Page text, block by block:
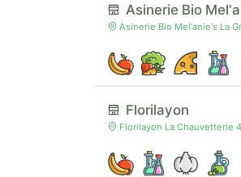
Asinerie Bio
Asinerie Bio Mel'anie's La
Florilayon
Florilayon La Chauvetterie